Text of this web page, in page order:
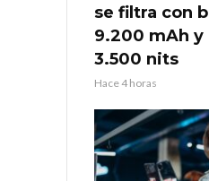
se filtra con
9.200 mAh y
3.500 nits
Hace 4 horas